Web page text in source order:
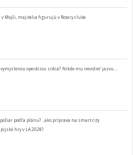
Mojši, majitelia figurujú v Rotary clube
operáciou srdca? Nikde mu nevidieť jazvu…
požiar podľa plánu? ..ako príprava na smart city
hry v LA 2028?